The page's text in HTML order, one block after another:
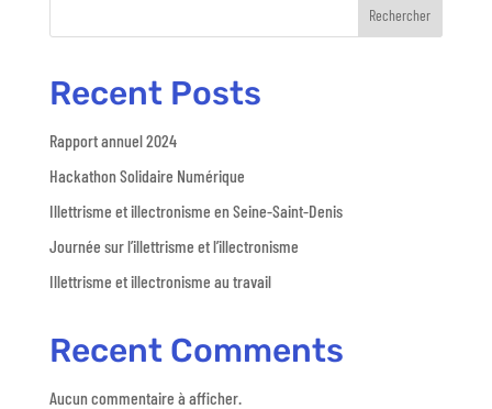
Rechercher
Recent Posts
Rapport annuel 2024
Hackathon Solidaire Numérique
Illettrisme et illectronisme en Seine-Saint-Denis
Journée sur l’illettrisme et l’illectronisme
Illettrisme et illectronisme au travail
Recent Comments
Aucun commentaire à afficher.